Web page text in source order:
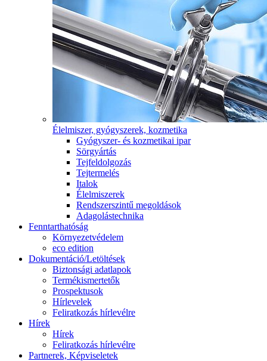
Élelmiszer, gyógyszerek, kozmetika
Gyógyszer- és kozmetikai ipar
Sörgyártás
Tejfeldolgozás
Tejtermelés
Italok
Élelmiszerek
Rendszerszintű megoldások
Adagolástechnika
Fenntarthatóság
Környezetvédelem
eco edition
Dokumentáció/Letöltések
Biztonsági adatlapok
Termékismertetők
Prospektusok
Hírlevelek
Feliratkozás hírlevélre
Hírek
Hírek
Feliratkozás hírlevélre
Partnerek, Képviseletek